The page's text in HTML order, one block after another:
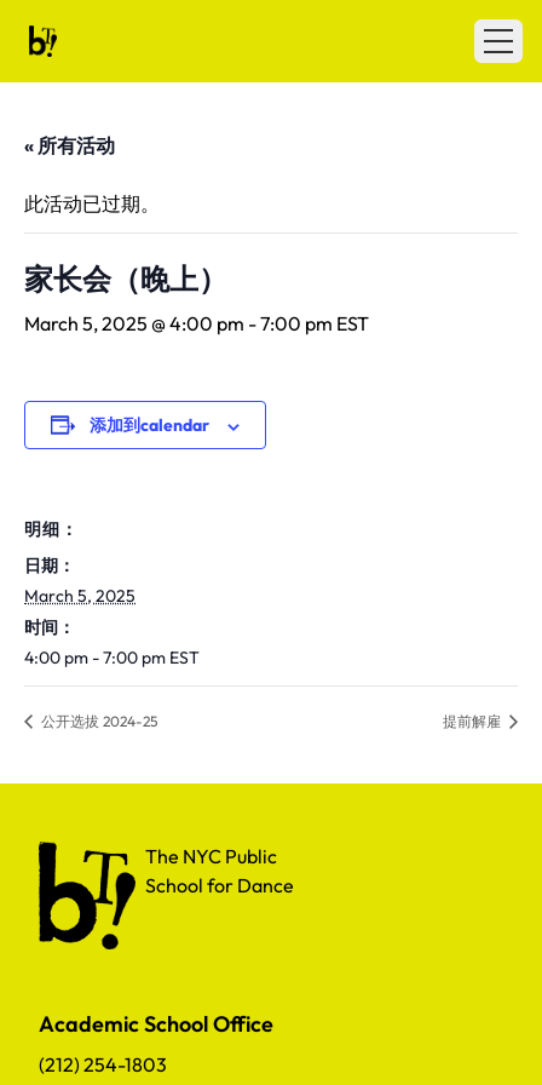
Ballet Tech
« 所有活动
此活动已过期。
家长会（晚上）
March 5, 2025 @ 4:00 pm -7:00 pm EST
添加到calendar
明细：
日期：
March 5, 2025
时间：
4:00 pm - 7:00 pm EST
公开选拔 2024-25 提前解雇
The NYC Public School for Dance
The NYC Public
School for Dance
Academic School Office
(212) 254-1803